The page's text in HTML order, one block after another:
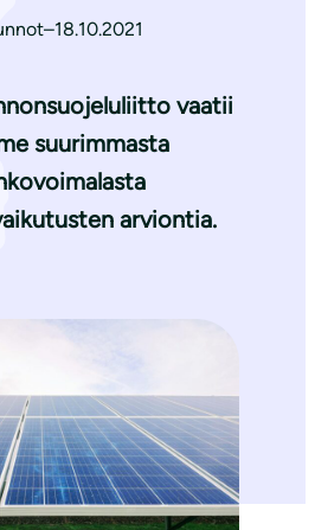
–18.10.2021
vaatii
suurimmasta
arviontia.